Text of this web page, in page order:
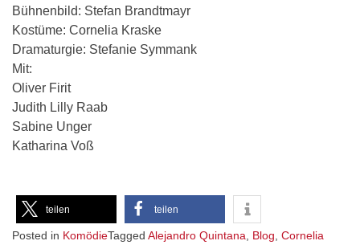
Bühnenbild: Stefan Brandtmayr
Kostüme: Cornelia Kraske
Dramaturgie: Stefanie Symmank
Mit:
Oliver Firit
Judith Lilly Raab
Sabine Unger
Katharina Voß
teilen teilen
Posted in KomödieTagged Alejandro Quintana, Blog, Cornelia